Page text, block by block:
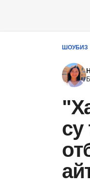
ШОУБИЗ
су